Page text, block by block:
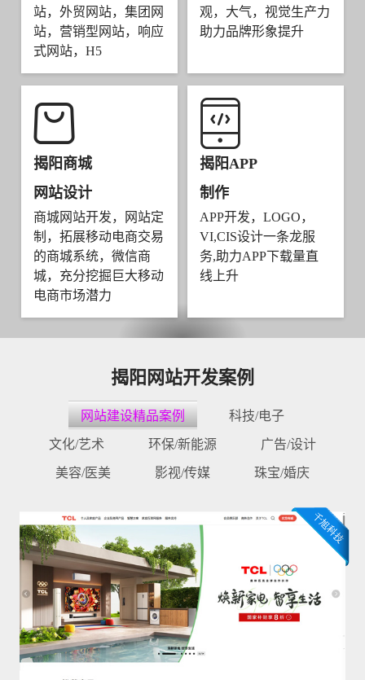
站，外贸网站，集团网
站，营销型网站，响应
式网站，H5
观，大气，视觉生产力
助力品牌形象提升
揭阳商城
网站设计
商城网站开发，网站定
制，拓展移动电商交易
的商城系统，微信商
城，充分挖掘巨大移动
电商市场潜力
揭阳APP
制作
APP开发，LOGO，
VI,CIS设计一条龙服
务,助力APP下载量直
线上升
揭阳网站开发案例
网站建设精品案例 科技/电子
文化/艺术 环保/新能源 广告/设计
美容/医美 影视/传媒 珠宝/婚庆